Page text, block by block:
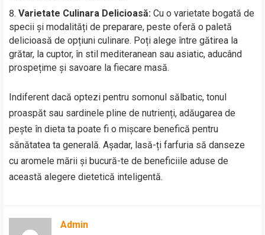
Varietate Culinara Delicioasă: Cu o varietate bogată de
specii și modalități de preparare, peste oferă o paletă
delicioasă de opțiuni culinare. Poți alege între gătirea la
grătar, la cuptor, în stil mediteranean sau asiatic, aducând
prospețime și savoare la fiecare masă.
Indiferent dacă optezi pentru somonul sălbatic, tonul
proaspăt sau sardinele pline de nutrienți, adăugarea de
pește în dieta ta poate fi o mișcare benefică pentru
sănătatea ta generală. Așadar, lasă-ți farfuria să danseze
cu aromele mării și bucură-te de beneficiile aduse de
această alegere dietetică inteligentă.
Admin